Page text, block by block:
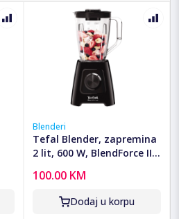
Blenderi
Tefal Blender, zapremina
2 lit, 600 W, BlendForce II,
100.00 KM
Dodaj u korpu